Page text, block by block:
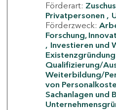
Förderart:
Privatpersonen
Förderzweck:
Forschung,
Investieren und
Existenzgründung
Qualifizierung/
Weiterbildung/
von
Sachanlagen und